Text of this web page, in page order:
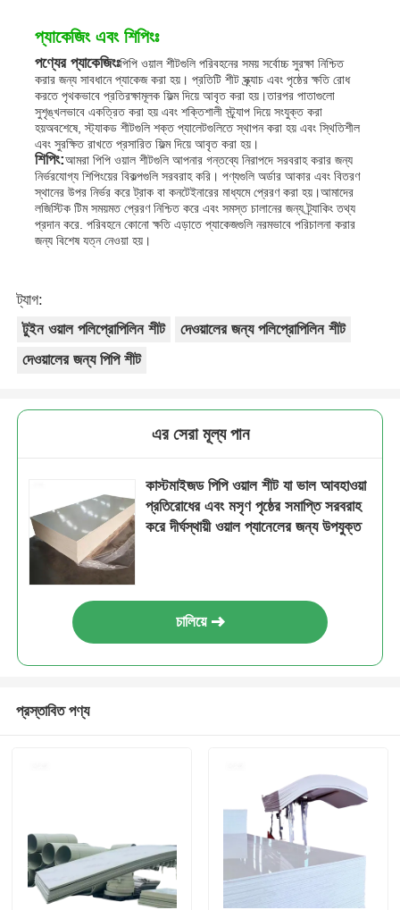
প্যাকেজিং এবং শিপিংঃ
পণ্যের প্যাকেজিংঃপিপি ওয়াল শীটগুলি পরিবহনের সময় সর্বোচ্চ সুরক্ষা নিশ্চিত
করার জন্য সাবধানে প্যাকেজ করা হয়। প্রতিটি শীট স্ক্র্যাচ এবং পৃষ্ঠের ক্ষতি রোধ
করতে পৃথকভাবে প্রতিরক্ষামূলক ফিল্ম দিয়ে আবৃত করা হয়।তারপর পাতাগুলো
সুশৃঙ্খলভাবে একত্রিত করা হয় এবং শক্তিশালী স্ট্র্যাপ দিয়ে সংযুক্ত করা
হয়অবশেষে, স্ট্যাকড শীটগুলি শক্ত প্যালেটগুলিতে স্থাপন করা হয় এবং স্থিতিশীল
এবং সুরক্ষিত রাখতে প্রসারিত ফিল্ম দিয়ে আবৃত করা হয়।
শিপিং:আমরা পিপি ওয়াল শীটগুলি আপনার গন্তব্যে নিরাপদে সরবরাহ করার জন্য
নির্ভরযোগ্য শিপিংয়ের বিকল্পগুলি সরবরাহ করি। পণ্যগুলি অর্ডার আকার এবং বিতরণ
স্থানের উপর নির্ভর করে ট্রাক বা কনটেইনারের মাধ্যমে প্রেরণ করা হয়।আমাদের
লজিস্টিক টিম সময়মত প্রেরণ নিশ্চিত করে এবং সমস্ত চালানের জন্য ট্র্যাকিং তথ্য
প্রদান করে. পরিবহনে কোনো ক্ষতি এড়াতে প্যাকেজগুলি নরমভাবে পরিচালনা করার
জন্য বিশেষ যত্ন নেওয়া হয়।
ট্যাগ:
টুইন ওয়াল পলিপ্রোপিলিন শীট
দেওয়ালের জন্য পলিপ্রোপিলিন শীট
দেওয়ালের জন্য পিপি শীট
এর সেরা মূল্য পান
কাস্টমাইজড পিপি ওয়াল শীট যা ভাল আবহাওয়া
প্রতিরোধের এবং মসৃণ পৃষ্ঠের সমাপ্তি সরবরাহ
করে দীর্ঘস্থায়ী ওয়াল প্যানেলের জন্য উপযুক্ত
চালিয়ে
প্রস্তাবিত পণ্য